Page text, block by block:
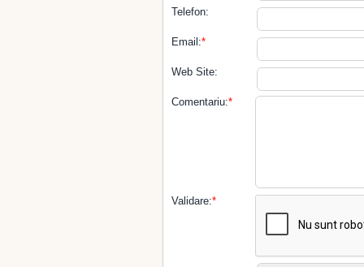
Telefon:
Email:*
Web Site:
Comentariu:*
Validare:*